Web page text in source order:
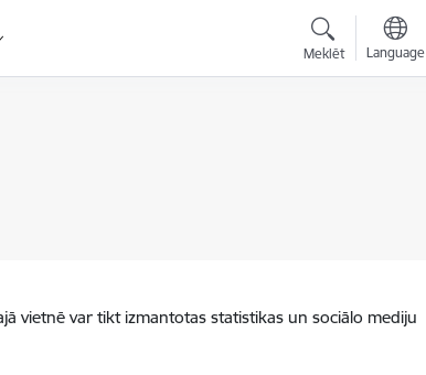
Meklēt Language
vietnē var tikt izmantotas statistikas un sociālo mediju